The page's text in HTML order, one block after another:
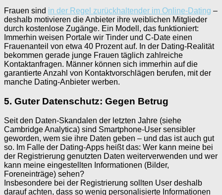
Frauen sind in der Regel zurückhaltender im Online-Dating –
deshalb motivieren die Anbieter ihre weiblichen Mitglieder
durch kostenlose Zugänge. Ein Modell, das funktioniert:
Immerhin weisen Portale wir Tinder und C-Date einen
Frauenanteil von etwa 40 Prozent auf. In der Dating-Realität
bekommen gerade junge Frauen täglich zahlreiche
Kontaktanfragen. Männer können sich immerhin auf die
garantierte Anzahl von Kontaktvorschlägen berufen, mit der
manche Dating-Anbieter werben.
5. Guter Datenschutz: Gegen Betrug
Seit den Daten-Skandalen der letzten Jahre (siehe
Cambridge Analytica) sind Smartphone-User sensibler
geworden, wem sie ihre Daten geben – und das ist auch gut
so. Im Falle der Dating-Apps heißt das: Wer kann meine bei
der Registrierung genutzten Daten weiterverwenden und wer
kann meine eingestellten Informationen (Bilder,
Foreneinträge) sehen?
Insbesondere bei der Registrierung sollten User deshalb
darauf achten, dass so wenig personalisierte Informationen